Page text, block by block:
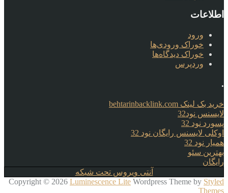
اطلاعات
ورود
خوراک ورودی‌ها
خوراک دیدگاه‌ها
وردپرس
.
خرید بک لینک behtarinbacklink.com
لایسنس نود32
پسورد نود 32
اوکلی لایسنس رایگان نود 32
همیار نود 32
بهترین سئو
رایگان
آنتی ویروس تحت شبکه
Copyright © 2026 Luminescence Lite Wordpress Theme by Styled
Themes